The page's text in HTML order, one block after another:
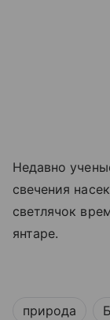
Недавно
свечения
светлячок
янтаре.
природа